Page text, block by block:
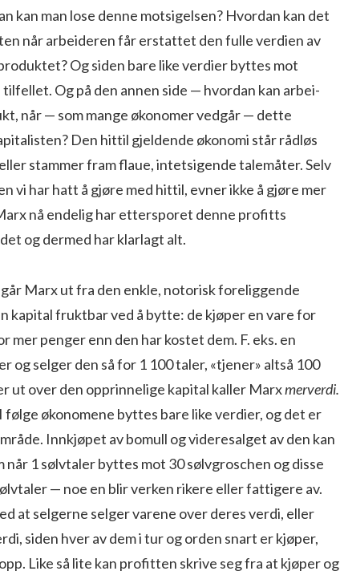
kan man lose denne motsigelsen? Hvordan kan det
når arbeideren får erstattet den fulle verdien av
Og siden bare like verdier byttes mot
Og på den annen side — hvordan kan arbei­
når — som mange økonomer vedgår — dette
Den hittil gjeldende økonomi står rådløs
stammer fram flaue, intet­sigende talemåter. Selv
vi har hatt å gjøre med hittil, evner ikke å gjøre mer
nå endelig har ettersporet denne profitts
og dermed har klarlagt alt.
Marx ut fra den enkle, notorisk foreliggende
kapital fruktbar ved å bytte: de kjøper en vare for
penger enn den har kostet dem. F. eks. en
og selger den så for 1 100 taler, «tjener» altså 100
ut over den opprinnelige kapital kaller Marxmerverdi.
økonomene byttes bare like verdier, og det er
Innkjøpet av bomull og videresalget av den kan
når 1 sølvtaler byttes mot 30 sølvgroschen og disse
— noe en blir verken rikere eller fattigere av.
at selgerne selger varene over deres verdi, eller
siden hver av dem i tur og orden snart er kjøper,
Like så lite kan profitten skrive seg fra at kjøper og